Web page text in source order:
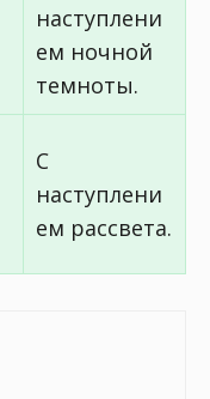
наступлени
ем ночной
темноты.
С
наступлени
ем рассвета.